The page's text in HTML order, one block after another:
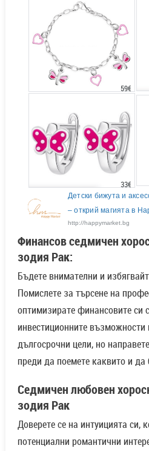
59€
33€
Детски бижута и
– открий магията в
http://happymarket.bg
Финансов седмичен
зодия Рак:
Бъдете внимателни и
Помислете за търсене на
оптимизирате финансовите си
инвестиционните възможности
дългосрочни цели, но
преди да поемете каквито и
Седмичен любовен
зодия Рак
Доверете се на интуицията си,
потенциални романтични